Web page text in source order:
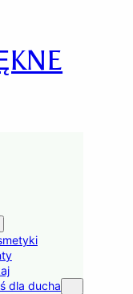
dla ducha